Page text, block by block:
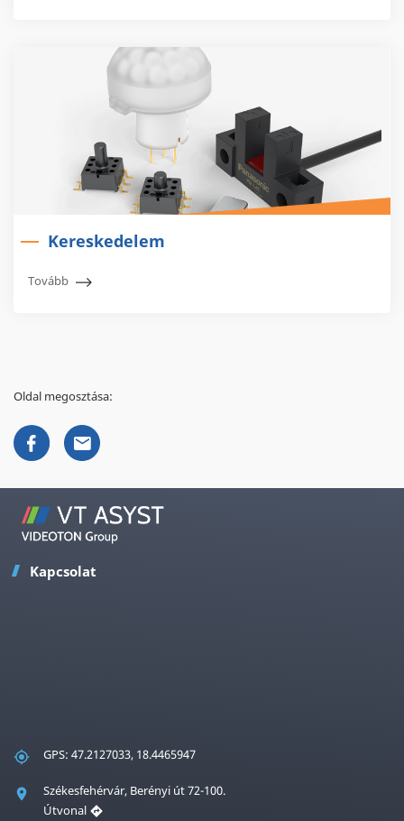
Kereskedelem
Tovább
Oldal megosztása:
Kapcsolat
GPS: 47.2127033, 18.4465947
Székesfehérvár, Berényi út 72-100.
Útvonal